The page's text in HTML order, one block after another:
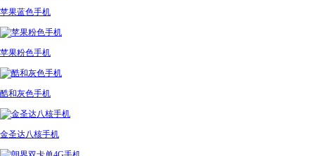
苹果蓝色手机
苹果粉色手机
酷和灰色手机
金圣达八核手机